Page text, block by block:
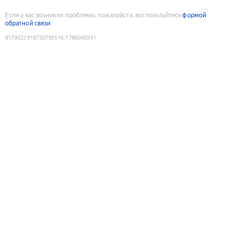
Если у вас возникли проблемы, пожалуйста, воспользуйтесьформой
обратной связи
9179022918730795516:1786045541